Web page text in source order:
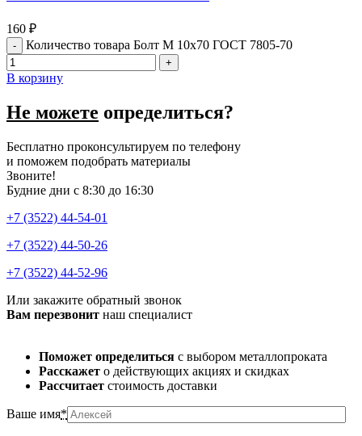
160 ₽
Количество товара Болт М 10х70 ГОСТ 7805-70
В корзину
Не можете определиться?
Бесплатно проконсультируем по телефону
и поможем подобрать материалы
Звоните!
Будние дни с 8:30 до 16:30
+7 (3522) 44-54-01
+7 (3522) 44-50-26
+7 (3522) 44-52-96
Или закажите обратный звонок
Вам перезвонит наш специалист
Поможет определиться с выбором металлопроката
Расскажет о действующих акциях и скидках
Рассчитает стоимость доставки
Ваше имя*